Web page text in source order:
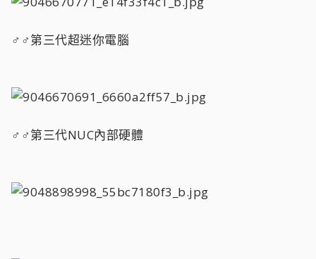
♂♂第三代超迷你電腦
♂♂第三代NUC內部硬體